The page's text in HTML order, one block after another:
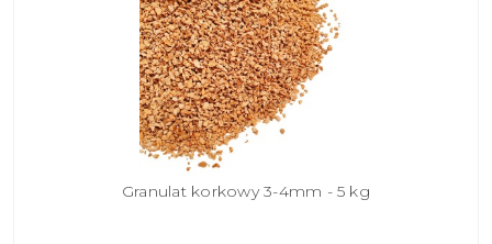
Granulat korkowy 3-4mm - 5 kg